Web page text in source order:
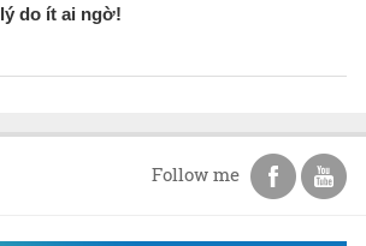
lý do ít ai ngờ!
Follow me